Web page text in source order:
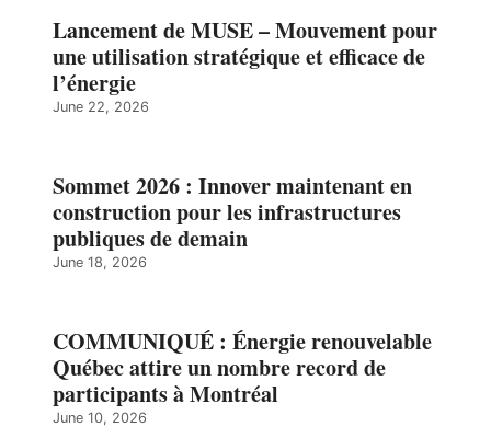
Lancement de MUSE – Mouvement pour
une utilisation stratégique et efficace de
l’énergie
June 22, 2026
Sommet 2026 : Innover maintenant en
construction pour les infrastructures
publiques de demain
June 18, 2026
COMMUNIQUÉ : Énergie renouvelable
Québec attire un nombre record de
participants à Montréal
June 10, 2026